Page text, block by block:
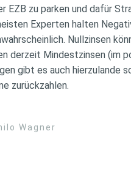
EZB zu parken und dafür
Experten halten
Nullzinsen
derzeit Mindestzinsen (im
gibt es auch hierzulande
zurückzahlen.
Wagner